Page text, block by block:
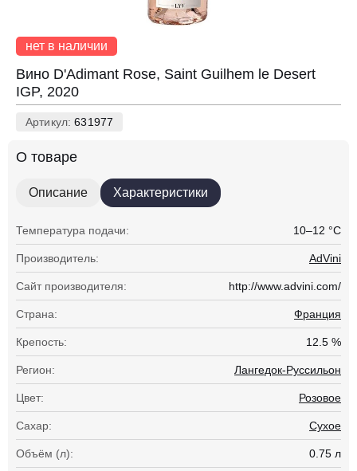
нет в наличии
Вино D'Adimant Rose, Saint Guilhem le Desert
IGP, 2020
Артикул:631977
О товаре
Описание Характеристики
Температура подачи: 10–12 °С
Производитель: AdVini
Сайт производителя: http://www.advini.com/
Страна: Франция
Крепость: 12.5 %
Регион: Лангедок-Руссильон
Цвет: Розовое
Сахар: Сухое
Объём (л): 0.75 л